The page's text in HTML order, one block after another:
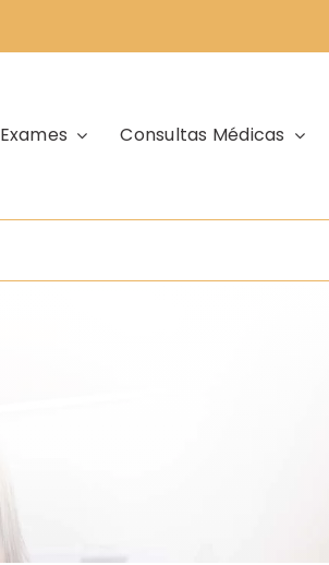
Exames Consultas Médicas